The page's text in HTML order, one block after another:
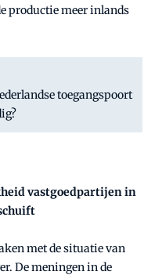
productie meer inlands
toegangspoort
vastgoedpartijen in
met de situatie van
De meningen in de